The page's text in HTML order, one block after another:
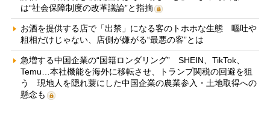
は“社会保障制度の改革議論”と指摘
お酒を提供する店で「出禁」になる客のトホホな生態 嘔吐や
粗相だけじゃない、店側が嫌がる“最悪の客”とは
急増する中国企業の“国籍ロンダリング” SHEIN、TikTok、
Temu…本社機能を海外に移転させ、トランプ関税の回避を狙
う 現地人を隠れ蓑にした中国企業の農業参入・土地取得への
懸念も